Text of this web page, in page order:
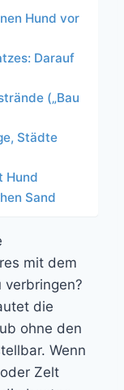
Hund vor
Darauf
(„Bau
Städte
Hund
Sand
mit dem
verbringen?
die
ohne den
Wenn
Zelt